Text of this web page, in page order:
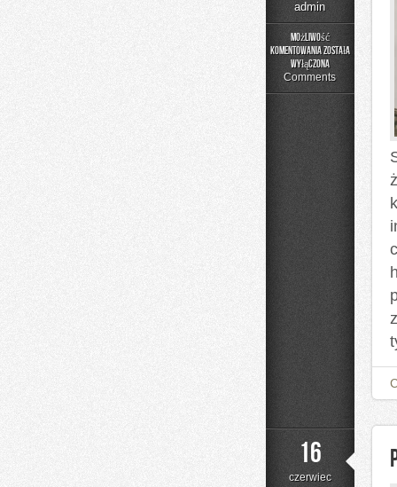
admin
Możliwość
komentowania
Czytelnicze
Artykuły
została
wyłączona
Comments
16
czerwiec